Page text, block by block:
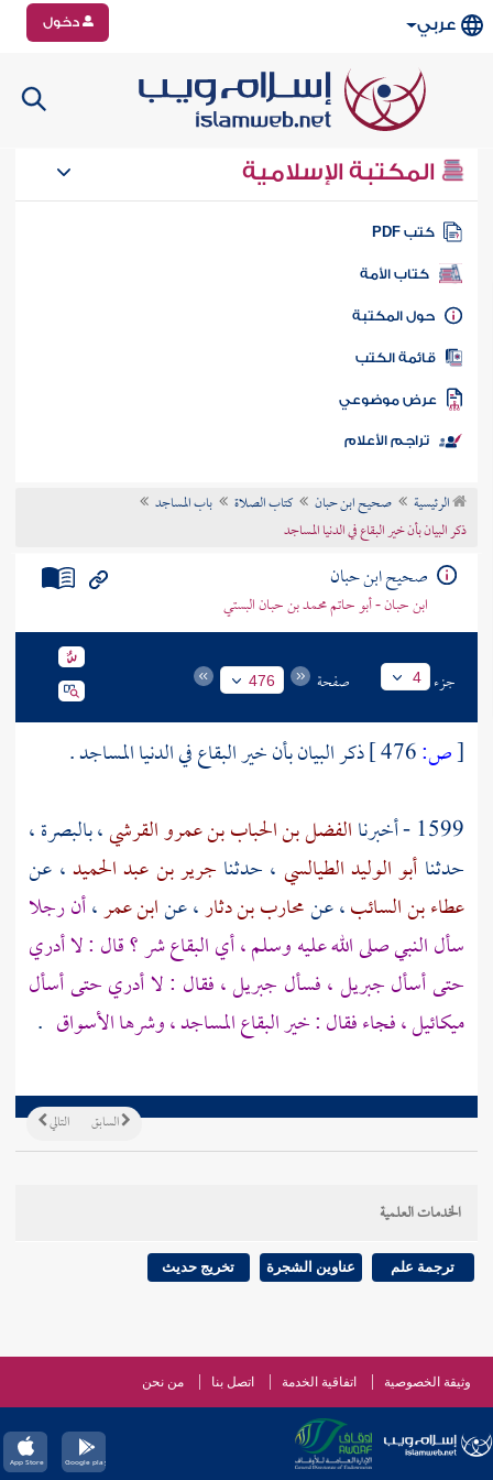
عربي دخول
المكتبة الإسلامية
كتب PDF
كتاب الأمة
المكتبة
الكتب
موضوعي
تراجم الأعلام
الرئيسية صحيح ابن حبان كتاب الصلاة
باب المساجد
ذكر البيان بأن خير البقاع في الدنيا المساجد
صحيح ابن حبان
ابن حبان - أبو حاتم محمد بن حبان البستي
جزء 4 صفحة 476
[ص:
ذكر البيان بأن خير البقاع في الدنيا المساجد .
1599 - أخبرنا
الفضل بن الحباب بن عمرو القرشي،بالبصرة ،
حدثنا أبو الوليد الطيالسي ، حدثنا جرير بن عبد الحميد، عن
عطاء بن السائب، عنمحارب بن دثار، عنابن عمر،أن رجلا
سأل النبي صلى الله عليه وسلم ، أي البقاع شر ؟ قال : لا أدري
حتى أسألجبريل، فسأل جبريل، فقال : لا أدري حتى أسأل
ميكائيل، فجاء فقال : خير البقاع المساجد ، وشرها الأسواق .
التالي السابق
الخدمات العلمية
ترجمة علم عناوين الشجرة تخريج حديث
وثيقة الخصوصية اتفاقية الخدمة اتصل بنا من نحن